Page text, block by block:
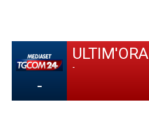
-
ULTIM'ORA
-